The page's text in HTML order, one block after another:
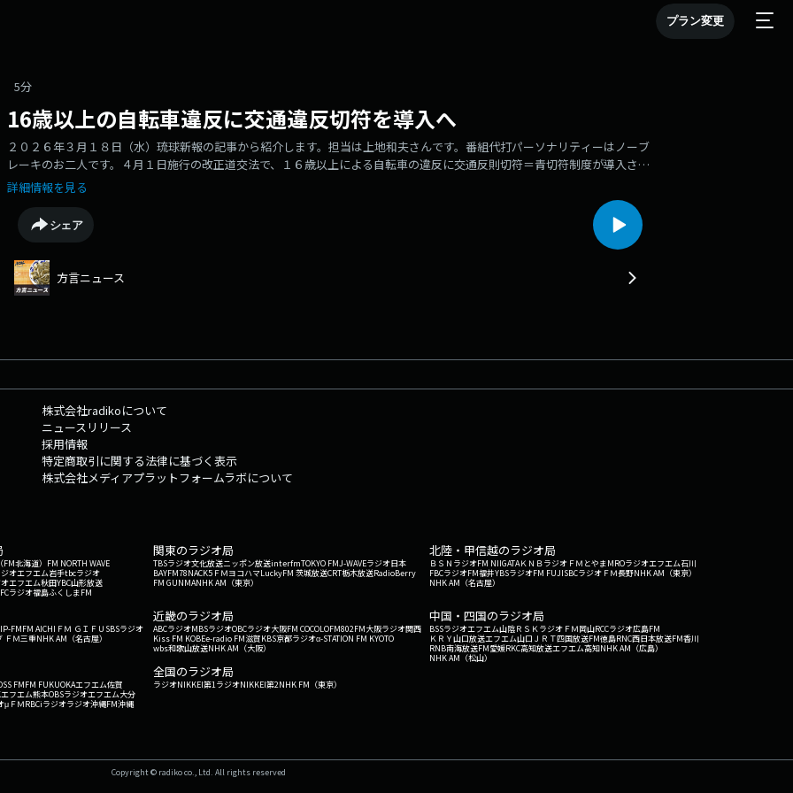
プラン変更
5分
16歳以上の自転車違反に交通違反切符を導入へ
２０２６年３月１８日（水）琉球新報の記事から紹介します。担当は上地和夫さんです。番組代打パーソナリティーはノーブ
レーキのお二人です。４月１日施行の改正道交法で、１６歳以上による自転車の違反に交通反則切符＝青切符制度が導入され
ることを受け、石川署はこのほど、石川高校で自転車交通安全教育を実施し、１、 ２年生およそ２３０人が「ながらスマホ」
など身近な違反に反則金が課されることなどを学びました。ドラマ仕立ての教材「自転車交通安全ゲーム」などの動画を視聴
し、並走や逆走、歩道通行、２人乗り、夜間の無灯火などが反則金の対象になると確認しました。また、「自転車の交通違反
は基本的に指導警告にとどまるが、悪質で危険な場合は摘発の対象になる」と説明し、およそ１億円に上る事故の賠償金の事
例を示して、自転車保険に加入するよう求めました。司会を務めた２年生の男子生徒らは「歩道を走るのは原則禁止と初めて
知った」と多くを学んだ様子で、「４月から制度が設けられると先に知れて良かった。自転車に乗る友達も多いのでみんなで
反則に気を付けたい」と語りました。県警のまとめによりますと、去年、県内で発生した自転車関連の事故は１９９件で、こ
詳細情報を見る
シェア
方言ニュース
株式会社radikoについて
ニュースリリース
採用情報
特定商取引に関する法律に基づく表示
株式会社メディアプラットフォームラボについて
北海道） FM NORTH WAVE
オエフエム岩手tbcラジオ
エフエム秋田YBC山形放送
ラジオ福島ふくしまFM
関東のラジオ局
TBSラジオ文化放送ニッポン放送interfmTOKYO FMJ-WAVEラジオ日本
BAYFM78NACK5 ＦＭヨコハマLuckyFM 茨城放送CRT栃木放送RadioBerry
FM GUNMANHK AM（東京）
北陸・甲信越のラジオ局
ＢＳＮラジオFM NIIGATAＫＮＢラジオ ＦＭとやまMROラジオエフエム石川
FBCラジオFM福井YBSラジオFM FUJISBCラジオ ＦＭ長野NHK AM（東京）
NHK AM（名古屋）
FMFM AICHI ＦＭ ＧＩＦＵ SBSラジオ
ＦＭ三重NHK AM（名古屋）
近畿のラジオ局
ABCラジオMBSラジオOBCラジオ大阪FM COCOLOFM802FM大阪ラジオ関西
Kiss FM KOBEe-radio FM滋賀KBS京都ラジオα-STATION FM KYOTO
wbs和歌山放送NHK AM（大阪）
中国・四国のラジオ局
BSSラジオエフエム山陰ＲＳＫラジオ ＦＭ岡山RCCラジオ広島FM
ＫＲＹ山口放送エフエム山口 ＪＲＴ四国放送FM徳島RNC西日本放送FM香川
RNB南海放送FM愛媛RKC高知放送エフエム高知NHK AM（広島）
NHK AM（松山）
FMFM FUKUOKAエフエム佐賀
フエム熊本OBSラジオエフエム大分
μＦＭRBCiラジオラジオ沖縄FM沖縄
全国のラジオ局
ラジオNIKKEI第1ラジオNIKKEI第2NHK FM（東京）
Copyright © radiko co., Ltd. All rights reserved